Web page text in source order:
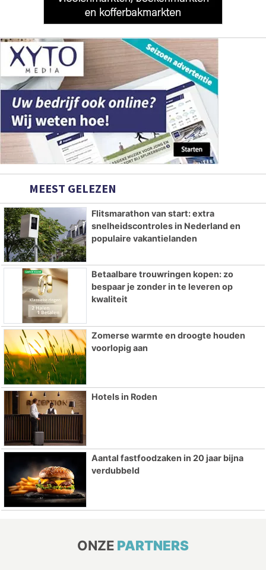
MEEST GELEZEN
Flitsmarathon van start: extra
snelheidscontroles in Nederland en
populaire vakantielanden
Betaalbare trouwringen kopen: zo
bespaar je zonder in te leveren op
kwaliteit
Zomerse warmte en droogte houden
voorlopig aan
Hotels in Roden
Aantal fastfoodzaken in 20 jaar bijna
verdubbeld
ONZE PARTNERS